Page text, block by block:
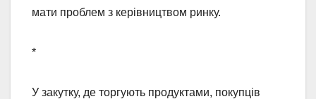
мати проблем з керівництвом ринку.
*
У закутку, де торгують продуктами, покупців